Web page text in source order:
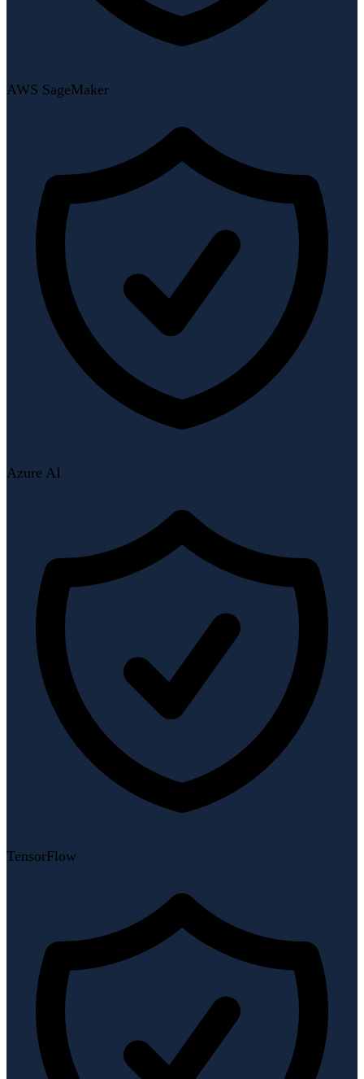
AWS SageMaker
Azure AI
TensorFlow